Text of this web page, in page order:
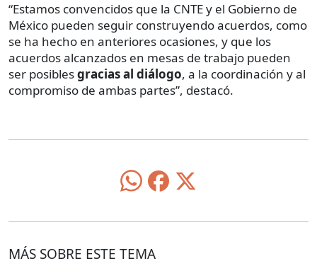
“Estamos convencidos que la CNTE y el Gobierno de
México pueden seguir construyendo acuerdos, como
se ha hecho en anteriores ocasiones, y que los
acuerdos alcanzados en mesas de trabajo pueden
ser posiblesgracias al diálogo, a la coordinación y al
compromiso de ambas partes”, destacó.
MÁS SOBRE ESTE TEMA